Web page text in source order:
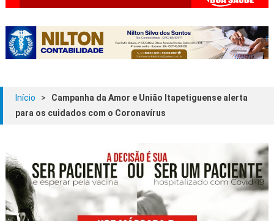
Início >
Campanha da Amor e União Itapetiguense alerta
para os cuidados com o Coronavírus